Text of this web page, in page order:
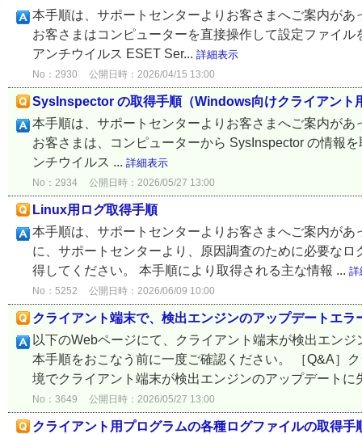
本手順は、サポートセンターよりお客さまへご案内が
お客さまはコンピューターを直接操作して設定ファイ
アンチウイルス ESET Ser... 詳細表示
No：2930 公開日時：2026/04/15 13:00
SysInspector の取得手順（Windows向けクライアント
本手順は、サポートセンターよりお客さまへご案内が
お客さまは、コンピューターから SysInspector の情報
ンチウイルス ... 詳細表示
No：2934 公開日時：2026/05/27 13:00
Linux用ログ取得手順
本手順は、サポートセンターよりお客さまへご案内が
に、サポートセンターより、原因調査のために必要な
得してください。 本手順により取得される主な情報 ... 詳
No：5252 公開日時：2026/06/09 10:00
クライアント端末で、検出エンジンのアップデートエ
以下のWebページにて、クライアント端末が検出エン
本手順をおこなう前に一度ご確認ください。 ［Q&A］
境でクライアント端末が検出エンジンのアップデートに
No：3649 公開日時：2026/05/27 13:00
クライアント用プログラムの各種ログファイルの取得